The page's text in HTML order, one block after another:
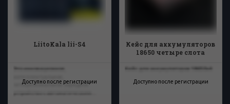
LiitoKala lii-S4
Доступно после регистрации
Это инновационное,
четырехканальное зарядное
Кейс для аккумуляторов
18650 четыре слота
Доступно после регистрации
Кейс для аккумуляторов 18650х4